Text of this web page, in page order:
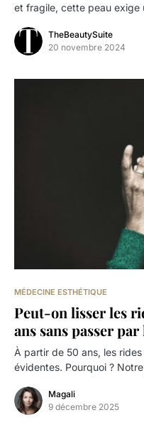
et fragile, cette peau
TheBeautySuite
20 novembre 2024
MÉDECINE ESTHÉTIQUE
Peut-on lisser les
ans sans passer
À partir de 50 ans, les
évidentes. Pourquoi ?
Magali
9 décembre 2025